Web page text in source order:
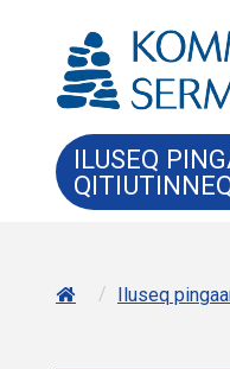
ILUSEQ
/ Iluseq